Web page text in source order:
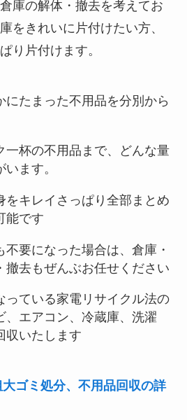
庫の解体・撤去を考えてお
をきれいに片付けたい方、
り片付けます。
にたまった不用品を分別から
一杯の不用品まで、どんな量
ます。
をキレイさっぱり全部まとめ
能です
要になった場合は、倉庫・
撤去もぜんぶお任せください
っている家電リサイクル法の
、エアコン、冷蔵庫、洗濯
収いたします
ゴミ処分、不用品回収の詳